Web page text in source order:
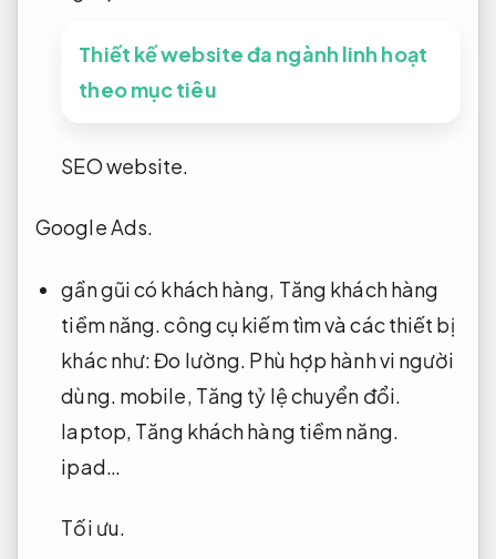
Thiết kế website đa ngành linh hoạt
theo mục tiêu
SEO website.
Google Ads.
gần gũi có khách hàng, Tăng khách hàng
tiềm năng.công cụ kiếm tìm và các thiết bị
khác như:Đo lường. Phù hợp hành vi người
dùng. mobile, Tăng tỷ lệ chuyển đổi.
laptop, Tăng khách hàng tiềm năng.
ipad…
Tối ưu.